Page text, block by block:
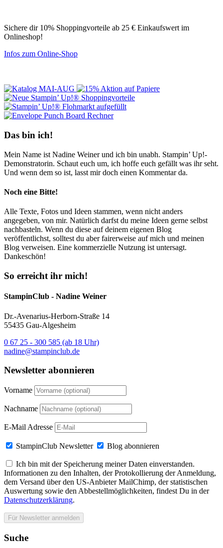
Sichere dir 10% Shoppingvorteile ab 25 € Einkaufswert im
Onlineshop!
Infos zum Online-Shop
Das bin ich!
Mein Name ist Nadine Weiner und ich bin unabh. Stampin’ Up!-
Demonstratorin. Schaut euch um, ich hoffe euch gefällt was ihr seht.
Und wenn dem so ist, lasst mir doch einen Kommentar da.
Noch eine Bitte!
Alle Texte, Fotos und Ideen stammen, wenn nicht anders
angegeben, von mir. Natürlich darfst du meine Ideen gerne selbst
nachbasteln. Wenn du diese auf deinem eigenen Blog
veröffentlichst, solltest du aber fairerweise auf mich und meinen
Blog verweisen. Eine kommerzielle Nutzung ist untersagt.
Dankeschön!
So erreicht ihr mich!
StampinClub - Nadine Weiner
Dr.-Avenarius-Herborn-Straße 14
55435 Gau-Algesheim
0 67 25 - 300 585 (ab 18 Uhr)
nadine@stampinclub.de
Newsletter abonnieren
Vorname
Nachname
E-Mail Adresse
StampinClub Newsletter Blog abonnieren
Ich bin mit der Speicherung meiner Daten einverstanden.
Informationen zu den Inhalten, der Protokollierung der Anmeldung,
dem Versand über den US-Anbieter MailChimp, der statistischen
Auswertung sowie den Abbestellmöglichkeiten, findest Du in der
Datenschutzerklärung.
Suche